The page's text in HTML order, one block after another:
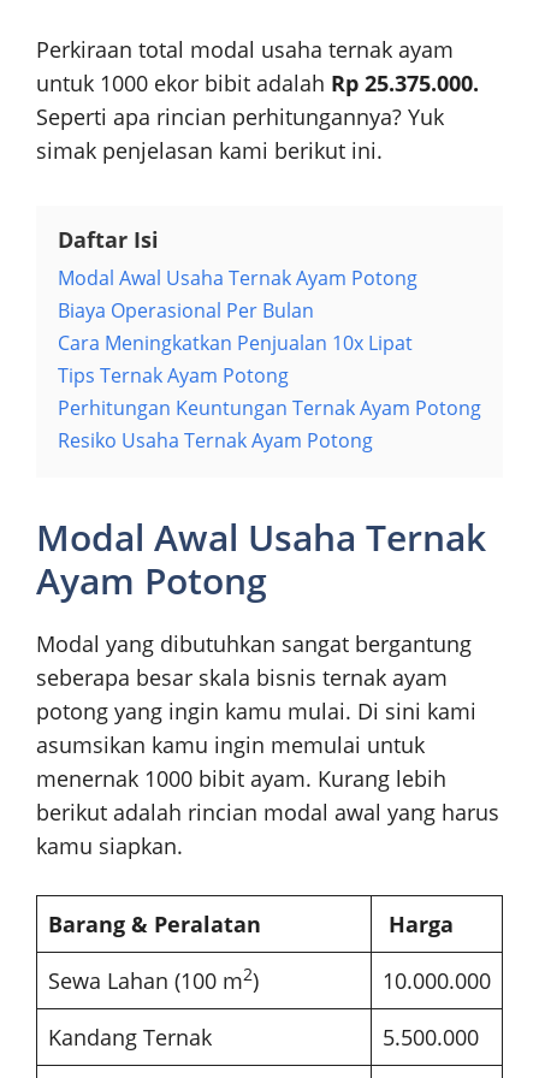
Perkiraan total modal usaha ternak ayam
untuk 1000 ekor bibit adalah Rp 25.375.000.
Seperti apa rincian perhitungannya? Yuk
simak penjelasan kami berikut ini.
Daftar Isi
Modal Awal Usaha Ternak Ayam Potong
Biaya Operasional Per Bulan
Cara Meningkatkan Penjualan 10x Lipat
Tips Ternak Ayam Potong
Perhitungan Keuntungan Ternak Ayam Potong
Resiko Usaha Ternak Ayam Potong
Modal Awal Usaha Ternak
Ayam Potong
Modal yang dibutuhkan sangat bergantung
seberapa besar skala bisnis ternak ayam
potong yang ingin kamu mulai. Di sini kami
asumsikan kamu ingin memulai untuk
menernak 1000 bibit ayam. Kurang lebih
berikut adalah rincian modal awal yang harus
kamu siapkan.
Barang & Peralatan
Harga
Sewa Lahan (100 m2)
10.000.000
Kandang Ternak
5.500.000